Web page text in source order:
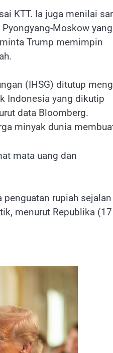
KTT. Ia juga menilai
Pyongyang-Moskow yang
Trump memimpin
(IHSG) ditutup
Indonesia yang dikutip
data Bloomberg.
minyak dunia
mata uang dan
penguatan rupiah sejalan
menurut Republika (17